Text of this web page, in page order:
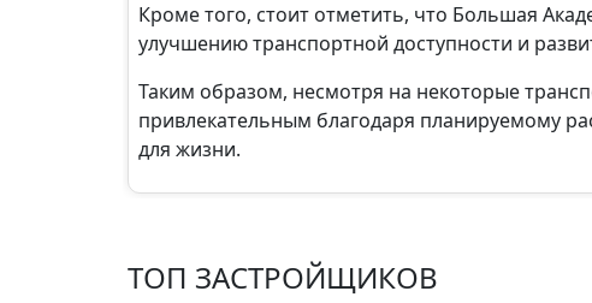
Кроме того, стоит отметить, что Большая
улучшению транспортной доступности и
Таким образом, несмотря на некоторые
привлекательным благодаря планируемому
для жизни.
ТОП ЗАСТРОЙЩИКОВ